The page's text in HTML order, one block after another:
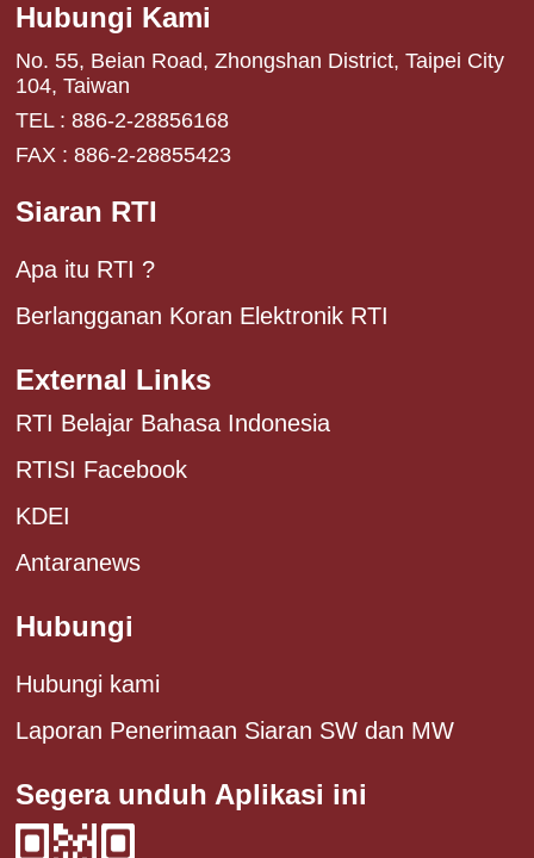
Hubungi Kami
No. 55, Beian Road, Zhongshan District, Taipei City
104, Taiwan
TEL : 886-2-28856168
FAX : 886-2-28855423
Siaran RTI
Apa itu RTI ?
Berlangganan Koran Elektronik RTI
External Links
RTI Belajar Bahasa Indonesia
RTISI Facebook
KDEI
Antaranews
Hubungi
Hubungi kami
Laporan Penerimaan Siaran SW dan MW
Segera unduh Aplikasi ini